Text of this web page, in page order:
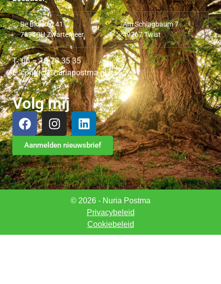
De Blokken 41
7894CH Zwartemeer
Am Schlagbaum 7
49767 Twist
T: 06 – 10 78 35 35
E: contact@nuriapostma.nl
Volg mij
Aanmelden nieuwsbrief
© 2026 - Nuria Postma
Privacybeleid
Cookiebeleid